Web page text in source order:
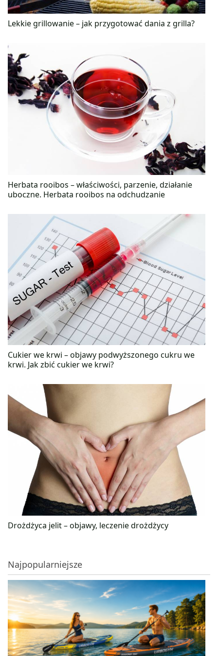
Lekkie grillowanie – jak przygotować dania z grilla?
Herbata rooibos – właściwości, parzenie, działanie
uboczne. Herbata rooibos na odchudzanie
Cukier we krwi – objawy podwyższonego cukru we
krwi. Jak zbić cukier we krwi?
Drożdżyca jelit – objawy, leczenie drożdżycy
Najpopularniejsze